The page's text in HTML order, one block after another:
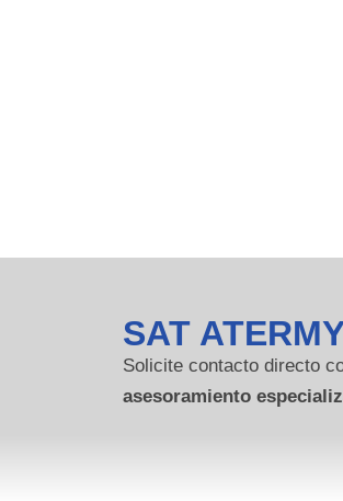
SAT
Solicite contacto directo
asesoramiento